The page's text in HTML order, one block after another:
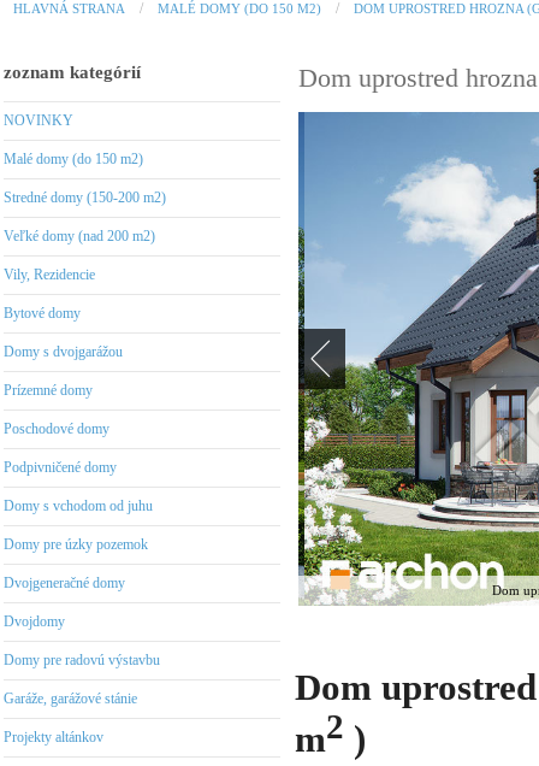
HLAVNÁ STRANA MALÉ DOMY (DO 150 M2) DOM UPROSTRED HROZNA
zoznam kategórií
NOVINKY
Malé domy (do 150 m2)
Stredné domy (150-200 m2)
Veľké domy (nad 200 m2)
Vily, Rezidencie
Bytové domy
Domy s dvojgarážou
Prízemné domy
Poschodové domy
Podpivničené domy
Domy s vchodom od juhu
Domy pre úzky pozemok
Dvojgeneračné domy
Dvojdomy
Domy pre radovú výstavbu
Garáže, garážové stánie
Projekty altánkov
Dom uprostred
Dom
Dom
m2 )